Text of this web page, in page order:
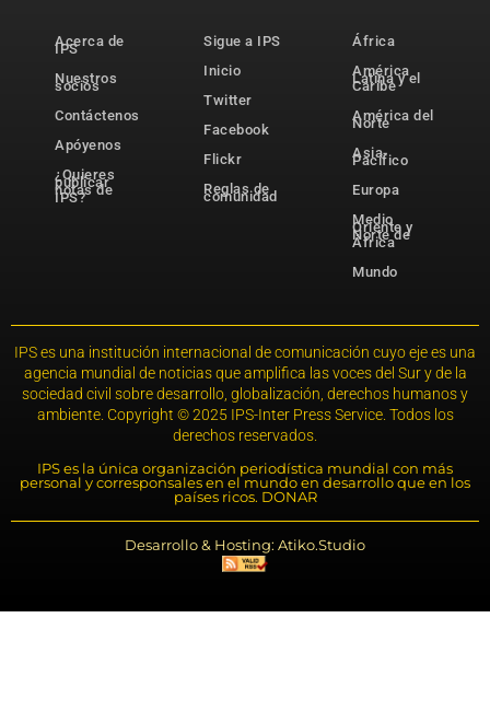
Acerca de
IPS
Nuestros
socios
Contáctenos
Apóyenos
¿Quieres
publicar
notas de
IPS?
Sigue a IPS
Inicio
Twitter
Facebook
Flickr
Reglas de
comunidad
África
América
Latina y el
Caribe
América del
Norte
Asia-
Pacífico
Europa
Medio
Oriente y
Norte de
África
Mundo
IPS es una institución internacional de comunicación cuyo eje es una
agencia mundial de noticias que amplifica las voces del Sur y de la
sociedad civil sobre desarrollo, globalización, derechos humanos y
ambiente. Copyright © 2025 IPS-Inter Press Service. Todos los
derechos reservados.
IPS es la única organización periodística mundial con más
personal y corresponsales en el mundo en desarrollo que en los
países ricos. DONAR
Desarrollo & Hosting: Atiko.Studio